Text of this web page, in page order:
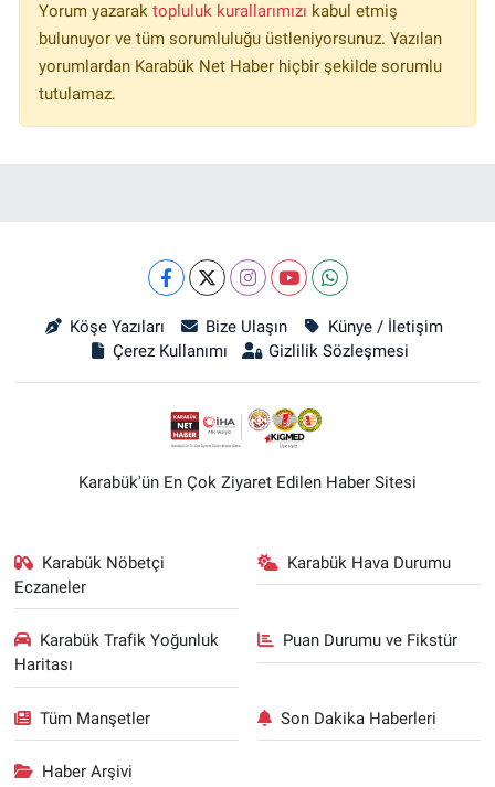
Yorum yazarak topluluk kurallarımızı kabul etmiş
bulunuyor ve tüm sorumluluğu üstleniyorsunuz. Yazılan
yorumlardan Karabük Net Haber hiçbir şekilde sorumlu
tutulamaz.
Köşe Yazıları Bize Ulaşın
Künye / İletişim
Çerez Kullanımı
Gizlilik Sözleşmesi
Karabük'ün En Çok Ziyaret Edilen Haber Sitesi
Karabük Nöbetçi
Eczaneler
Karabük Hava Durumu
Karabük Trafik Yoğunluk
Haritası
Puan Durumu ve Fikstür
Tüm Manşetler Son Dakika Haberleri
Haber Arşivi